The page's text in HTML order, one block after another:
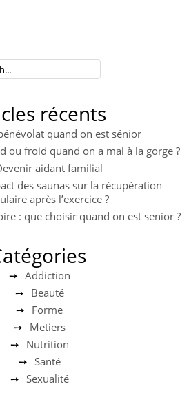
récents
quand on est sénior
ou froid quand on a mal à la gorge ?
aidant familial
des saunas sur la récupération
après l’exercice ?
: que choisir quand on est senior ?
Addiction
Beauté
Forme
Metiers
Nutrition
Santé
Sexualité